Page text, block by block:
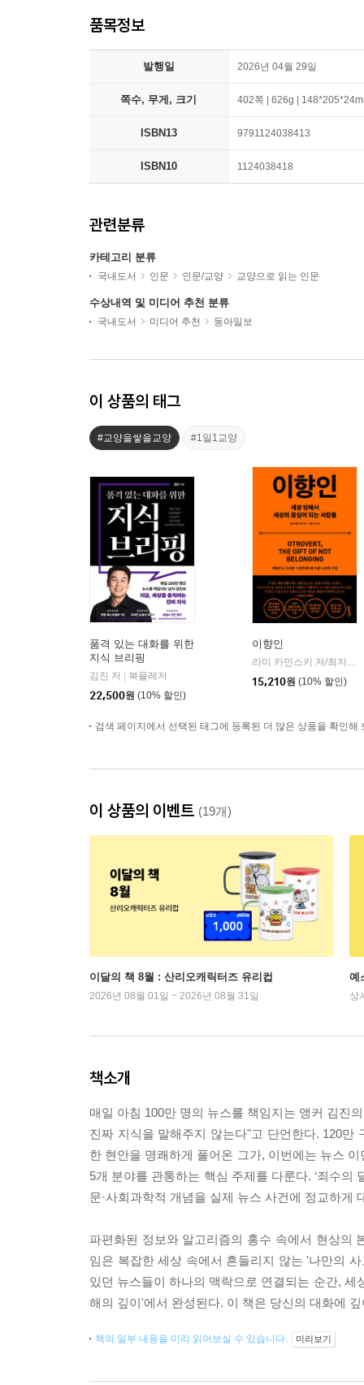
품목정보
발행일 2026년 04월 29일
쪽수, 무게, 크기 402쪽 | 626g |
ISBN13 9791124038413
ISBN10 1124038418
관련분류
카테고리 분류
국내도서 인문 인문/교양 교양으로 읽는 인문
수상내역 및 미디어 추천 분류
국내도서 미디어 추천 동아일보
이 상품의 태그
#교양을쌓을교양 #1일1교양
품격 있는 대화를 위한
지식 브리핑
김진 저
북플레저
22,500원 (10% 할인)
이향인
라미 카민스키 저/최지숙 역
15,210원 (10% 할인)
검색 페이지에서 선택된 태그에 등록된 더 많은 상품을 확인해
이 상품의 이벤트 (19개)
이달의 책 8월 : 산리오캐릭터즈 유리컵
2026년 08월 01일 ~ 2026년 08월 31일
예
상
책소개
매일 아침 100만 명의 뉴스를 책임지는 앵커 김진
진짜 지식을 말해주지 않는다"고 단언한다. 120
한 현안을 명쾌하게 풀어온 그가, 이번에는 뉴스
5개 분야를 관통하는 핵심 주제를 다룬다. ‘죄수의
문·사회과학적 개념을 실제 뉴스 사건에 정교하게
파편화된 정보와 알고리즘의 홍수 속에서 현상의
임은 복잡한 세상 속에서 흔들리지 않는 '나만의
있던 뉴스들이 하나의 맥락으로 연결되는 순간,
해의 깊이'에서 완성된다. 이 책은 당신의 대화에
책의 일부 내용을 미리 읽어보실 수 있습니다. 미리보기